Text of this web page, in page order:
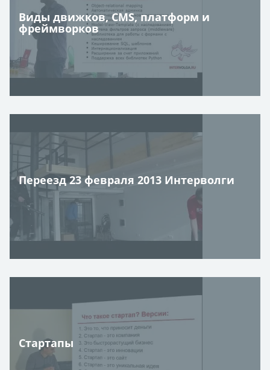
Виды движков, CMS, платформ и
фреймворков
Переезд 23 февраля 2013 Интерволги
Стартапы